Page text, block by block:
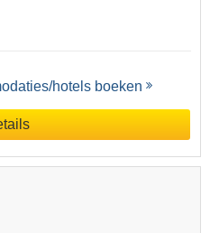
hotels boeken